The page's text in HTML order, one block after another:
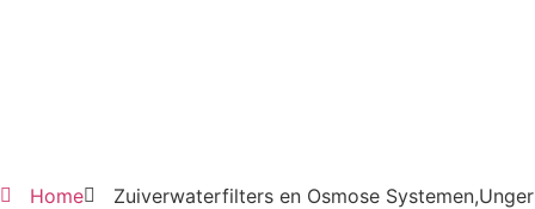
Home Zuiverwaterfilters en Osmose Systemen,Unger